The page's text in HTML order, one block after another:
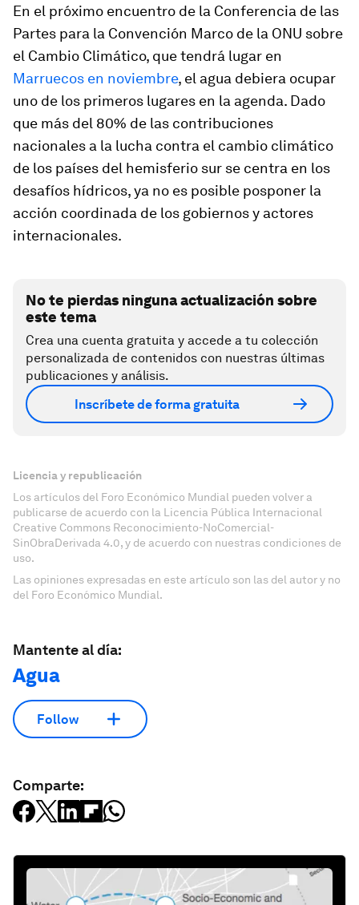
En el próximo encuentro de la Conferencia de las
Partes para la Convención Marco de la ONU sobre
el Cambio Climático, que tendrá lugar en
Marruecos en noviembre, el agua debiera ocupar
uno de los primeros lugares en la agenda. Dado
que más del 80% de las contribuciones
nacionales a la lucha contra el cambio climático
de los países del hemisferio sur se centra en los
desafíos hídricos, ya no es posible posponer la
acción coordinada de los gobiernos y actores
internacionales.
No te pierdas ninguna actualización sobre
este tema
Crea una cuenta gratuita y accede a tu colección
personalizada de contenidos con nuestras últimas
publicaciones y análisis.
Inscríbete de forma gratuita
Licencia y republicación
Los artículos del Foro Económico Mundial pueden volver a
publicarse de acuerdo con la Licencia Pública Internacional
Creative Commons Reconocimiento-NoComercial-
SinObraDerivada 4.0, y de acuerdo con nuestras condiciones de
uso.
Las opiniones expresadas en este artículo son las del autor y no
del Foro Económico Mundial.
Mantente al día:
Agua
Follow
Comparte: